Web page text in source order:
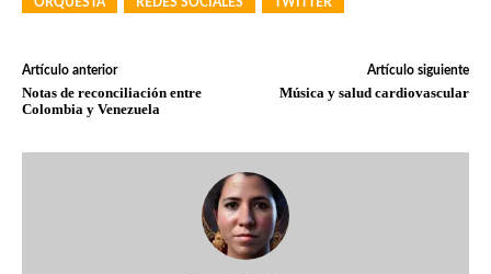
Artículo anterior
Notas de reconciliación entre
Colombia y Venezuela
Artículo siguiente
Música y salud cardiovascular